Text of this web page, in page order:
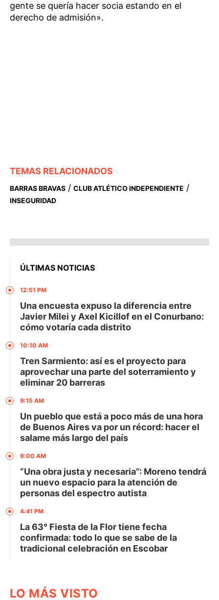
gente se quería hacer socia estando en el
derecho de admisión».
TEMAS RELACIONADOS
BARRAS BRAVAS / CLUB ATLÉTICO INDEPENDIENTE /
INSEGURIDAD
ÚLTIMAS NOTICIAS
12:51 PM
Una encuesta expuso la diferencia entre
Javier Milei y Axel Kicillof en el Conurbano:
cómo votaría cada distrito
10:10 AM
Tren Sarmiento: así es el proyecto para
aprovechar una parte del soterramiento y
eliminar 20 barreras
9:15 AM
Un pueblo que está a poco más de una hora
de Buenos Aires va por un récord: hacer el
salame más largo del país
9:00 AM
“Una obra justa y necesaria”: Moreno tendrá
un nuevo espacio para la atención de
personas del espectro autista
4:41 PM
La 63° Fiesta de la Flor tiene fecha
confirmada: todo lo que se sabe de la
tradicional celebración en Escobar
LO MÁS VISTO